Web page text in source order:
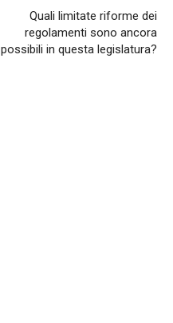
Quali limitate riforme dei
regolamenti sono ancora
possibili in questa legislatura?